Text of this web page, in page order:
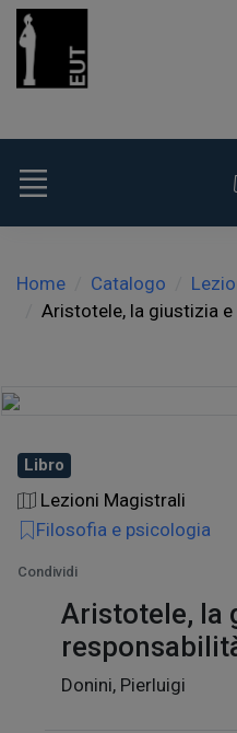
Home Catalogo
Aristotele, la giustizia
Libro
Lezioni Magistrali
Filosofia e psicologia
Condividi
Aristotele, la
Donini, Pierluigi